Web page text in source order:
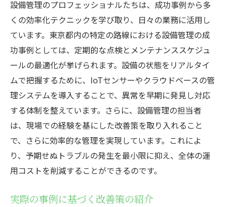
設備管理のプロフェッショナルたちは、成功事例から多
くの効率化テクニックを学び取り、日々の業務に活用し
ています。東京都内の特定の路線における設備管理の成
功事例としては、定期的な点検とメンテナンススケジュ
ールの最適化が挙げられます。設備の状態をリアルタイ
ムで把握するために、IoTセンサーやクラウドベースの管
理システムを導入することで、異常を早期に発見し対応
する体制を整えています。さらに、設備管理の担当者
は、現場での経験を基にした改善策を取り入れること
で、さらに効率的な管理を実現しています。これによ
り、予期せぬトラブルの発生を最小限に抑え、全体の運
用コストを削減することができるのです。
実際の事例に基づく改善策の紹介